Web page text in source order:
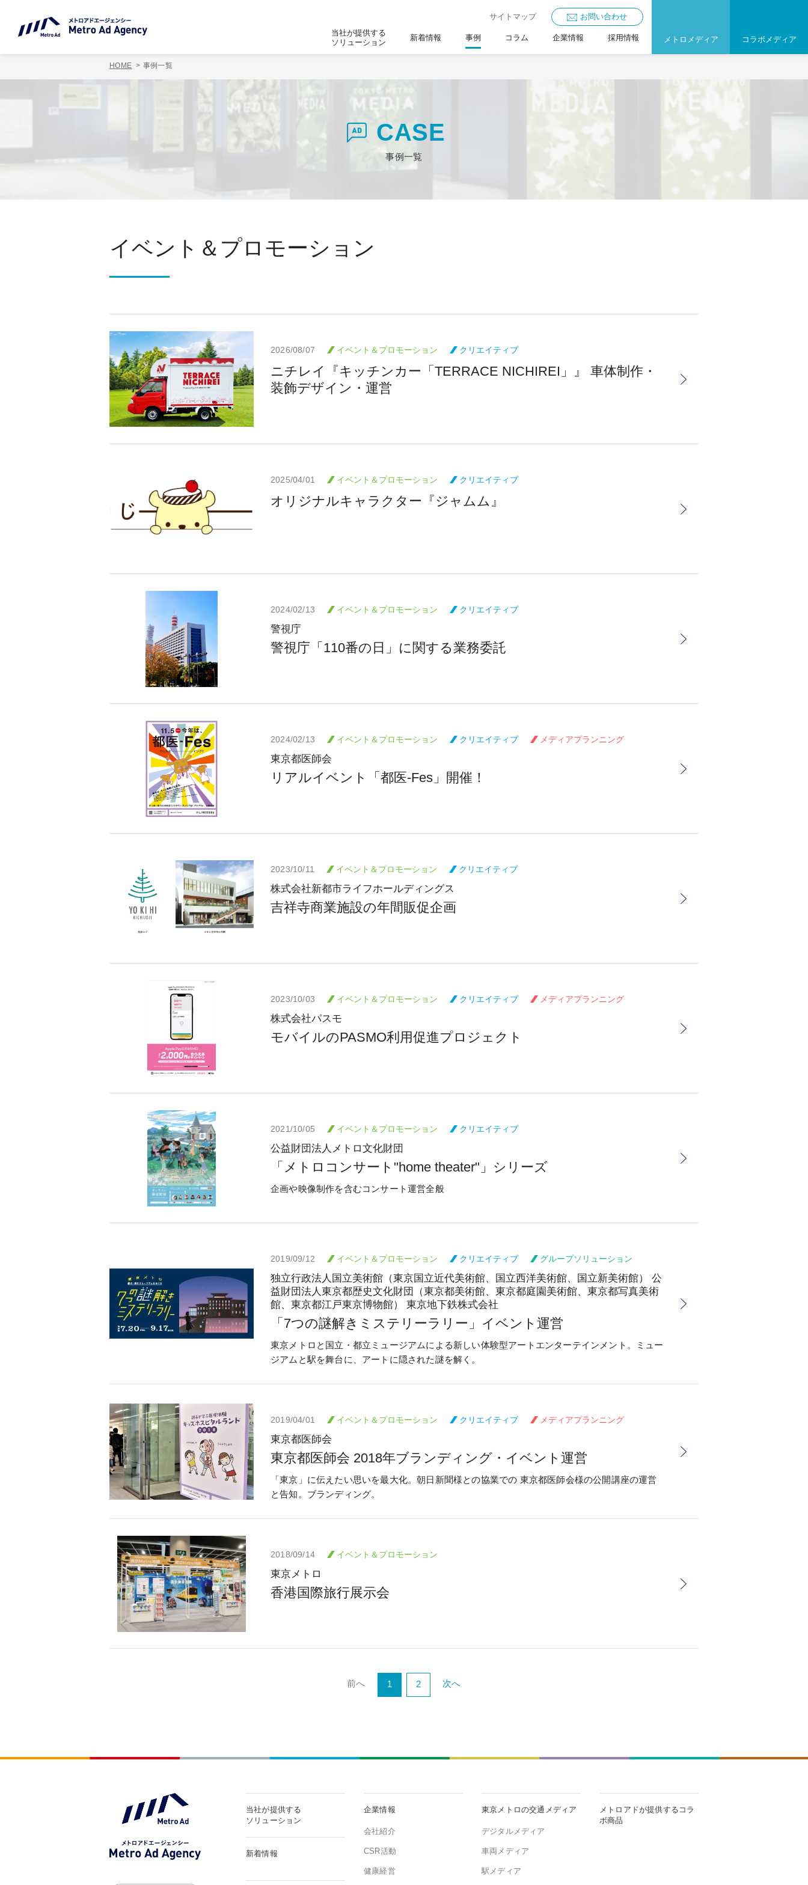
サイトマップ
お問い合わせ
当社が提供する
ソリューション
新着情報 事例 コラム 企業情報 採用情報 メトロメディア コラボメディア
HOME 事例一覧
CASE
事例一覧
イベント＆プロモーション
2026/08/07 イベント＆プロモーション クリエイティブ
ニチレイ『キッチンカー「TERRACE NICHIREI」』 車体制作・
装飾デザイン・運営
2025/04/01 イベント＆プロモーション クリエイティブ
オリジナルキャラクター『ジャムム』
2024/02/13 イベント＆プロモーション クリエイティブ
警視庁
警視庁「110番の日」に関する業務委託
2024/02/13 イベント＆プロモーション クリエイティブ メディアプランニング
東京都医師会
リアルイベント「都医-Fes」開催！
2023/10/11 イベント＆プロモーション クリエイティブ
株式会社新都市ライフホールディングス
吉祥寺商業施設の年間販促企画
2023/10/03 イベント＆プロモーション クリエイティブ メディアプランニング
株式会社パスモ
モバイルのPASMO利用促進プロジェクト
2021/10/05 イベント＆プロモーション クリエイティブ
公益財団法人メトロ文化財団
「メトロコンサート"home theater"」シリーズ
企画や映像制作を含むコンサート運営全般
2019/09/12 イベント＆プロモーション クリエイティブ グループソリューション
独立行政法人国立美術館（東京国立近代美術館、国立西洋美術館、国立新美術館） 公
益財団法人東京都歴史文化財団（東京都美術館、東京都庭園美術館、東京都写真美術
館、東京都江戸東京博物館） 東京地下鉄株式会社
「7つの謎解きミステリーラリー」イベント運営
東京メトロと国立・都立ミュージアムによる新しい体験型アートエンターテインメント。ミュー
ジアムと駅を舞台に、アートに隠された謎を解く。
2019/04/01 イベント＆プロモーション クリエイティブ メディアプランニング
東京都医師会
東京都医師会 2018年ブランディング・イベント運営
「東京」に伝えたい思いを最大化。朝日新聞様との協業での 東京都医師会様の公開講座の運営
と告知。ブランディング。
2018/09/14 イベント＆プロモーション
東京メトロ
香港国際旅行展示会
前へ 1 2 次へ
当社が提供する
ソリューション
新着情報
企業情報
会社紹介
CSR活動
健康経営
東京メトロの交通メディア
デジタルメディア
車両メディア
駅メディア
メトロアドが提供するコラ
ボ商品